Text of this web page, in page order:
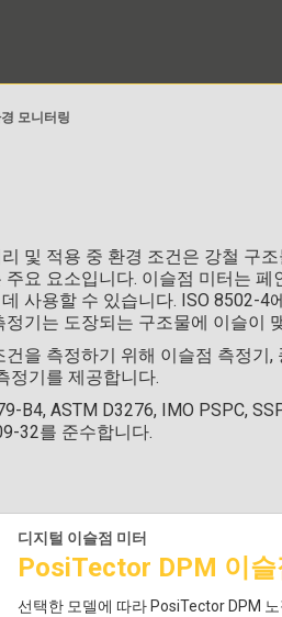
모니터링
및 적용 중 환경 조건은 강철 구
요 요소입니다. 이슬점 미터는 페
사용할 수 있습니다. ISO 8502-4
정기는 도장되는 구조물에 이슬이
을 측정하기 위해 이슬점 측정기,
정기를 제공합니다.
B4, ASTM D3276, IMO PSPC,
32를 준수합니다.
디지털 이슬점 미터
PosiTector DPM 이슬
선택한 모델에 따라 PosiTector DPM